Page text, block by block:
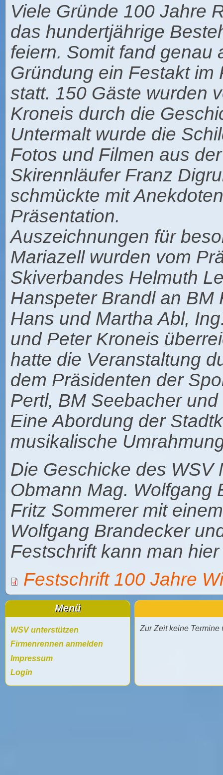
Viele Gründe 100 Jahre
das hundertjährige
feiern. Somit fand genau
Gründung ein Festakt im
statt. 150 Gäste wurden
Kroneis durch die
Untermalt wurde die
Fotos und Filmen aus
Skirennläufer Franz
schmückte mit
Präsentation.
Auszeichnungen für
Mariazell wurden vom
Skiverbandes Helmuth
Hanspeter Brandl an BM
Hans und Martha Abl,
und Peter Kroneis
hatte die Veranstaltung
dem Präsidenten der
Pertl, BM Seebacher
Eine Abordung der
musikalische
Die Geschicke des WSV
Obmann Mag. Wolfgang
Fritz Sommerer mit
Wolfgang Brandecker
Festschrift kann man
Festschrift 100 Jahre
Menü
WSV unterstützen
Firmenrennen anmelden
Impressum
Login
Zur Zeit keine Termine